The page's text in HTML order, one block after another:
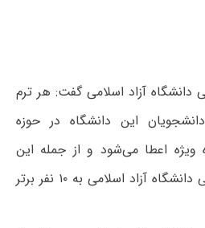
آزاد اسلامی گفت: هر ترم
دانشجویان این دانشگاه در حوزه
ویژه اعطا می‌شود و از جمله این
جوایز اعطای بورس تحصیلی دانشگاه آزاد اسلامی به ۱۰ نفر برتر